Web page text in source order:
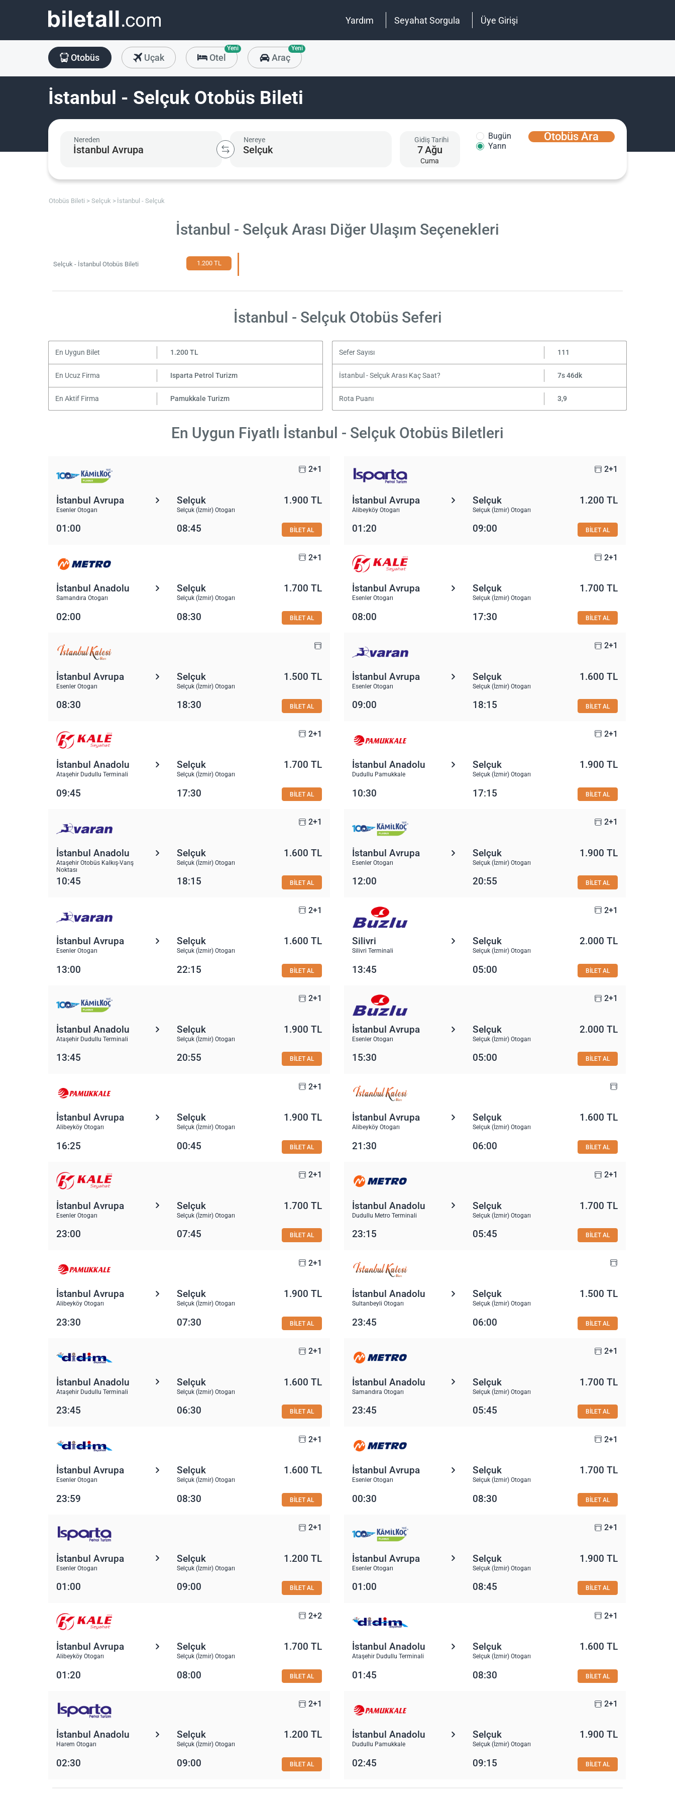
Yardım Seyahat Sorgula Üye Girişi
Otobüs Uçak Otel
Yeni
Araç
Yeni
İstanbul - Selçuk Otobüs Bileti
Nereden Nereye Gidiş Tarihi
7Ağu
Cuma
Bugün
Yarın
Otobüs Ara
Otobüs Bileti Selçuk İstanbul - Selçuk
İstanbul - Selçuk Arası Diğer Ulaşım Seçenekleri
Selçuk - İstanbul Otobüs Bileti 1.200 TL
İstanbul - Selçuk Otobüs Seferi
En Uygun Bilet 1.200 TL Sefer Sayısı 111
En Ucuz Firma Isparta Petrol Turizm İstanbul - Selçuk Arası Kaç Saat? 7s 46dk
En Aktif Firma Pamukkale Turizm Rota Puanı 3,9
En Uygun Fiyatlı İstanbul - Selçuk Otobüs Biletleri
2+1
İstanbul Avrupa
Esenler Otogarı
Selçuk
Selçuk (İzmir) Otogarı
1.900 TL
01:00 08:45 BİLET AL
2+1
İstanbul Avrupa
Alibeyköy Otogarı
Selçuk
Selçuk (İzmir) Otogarı
1.200 TL
01:20 09:00 BİLET AL
2+1
İstanbul Anadolu
Samandıra Otogarı
Selçuk
Selçuk (İzmir) Otogarı
1.700 TL
02:00 08:30 BİLET AL
2+1
İstanbul Avrupa
Esenler Otogarı
Selçuk
Selçuk (İzmir) Otogarı
1.700 TL
08:00 17:30 BİLET AL
İstanbul Avrupa
Esenler Otogarı
Selçuk
Selçuk (İzmir) Otogarı
1.500 TL
08:30 18:30 BİLET AL
2+1
İstanbul Avrupa
Esenler Otogarı
Selçuk
Selçuk (İzmir) Otogarı
1.600 TL
09:00 18:15 BİLET AL
2+1
İstanbul Anadolu
Ataşehir Dudullu Terminali
Selçuk
Selçuk (İzmir) Otogarı
1.700 TL
09:45 17:30 BİLET AL
2+1
İstanbul Anadolu
Dudullu Pamukkale
Selçuk
Selçuk (İzmir) Otogarı
1.900 TL
10:30 17:15 BİLET AL
2+1
İstanbul Anadolu
Ataşehir Otobüs Kalkış-Varış
Noktası
Selçuk
Selçuk (İzmir) Otogarı
1.600 TL
10:45 18:15 BİLET AL
2+1
İstanbul Avrupa
Esenler Otogarı
Selçuk
Selçuk (İzmir) Otogarı
1.900 TL
12:00 20:55 BİLET AL
2+1
İstanbul Avrupa
Esenler Otogarı
Selçuk
Selçuk (İzmir) Otogarı
1.600 TL
13:00 22:15 BİLET AL
2+1
Silivri
Silivri Terminali
Selçuk
Selçuk (İzmir) Otogarı
2.000 TL
13:45 05:00 BİLET AL
2+1
İstanbul Anadolu
Ataşehir Dudullu Terminali
Selçuk
Selçuk (İzmir) Otogarı
1.900 TL
13:45 20:55 BİLET AL
2+1
İstanbul Avrupa
Esenler Otogarı
Selçuk
Selçuk (İzmir) Otogarı
2.000 TL
15:30 05:00 BİLET AL
2+1
İstanbul Avrupa
Alibeyköy Otogarı
Selçuk
Selçuk (İzmir) Otogarı
1.900 TL
16:25 00:45 BİLET AL
İstanbul Avrupa
Alibeyköy Otogarı
Selçuk
Selçuk (İzmir) Otogarı
1.600 TL
21:30 06:00 BİLET AL
2+1
İstanbul Avrupa
Esenler Otogarı
Selçuk
Selçuk (İzmir) Otogarı
1.700 TL
23:00 07:45 BİLET AL
2+1
İstanbul Anadolu
Dudullu Metro Terminali
Selçuk
Selçuk (İzmir) Otogarı
1.700 TL
23:15 05:45 BİLET AL
2+1
İstanbul Avrupa
Alibeyköy Otogarı
Selçuk
Selçuk (İzmir) Otogarı
1.900 TL
23:30 07:30 BİLET AL
İstanbul Anadolu
Sultanbeyli Otogarı
Selçuk
Selçuk (İzmir) Otogarı
1.500 TL
23:45 06:00 BİLET AL
2+1
İstanbul Anadolu
Ataşehir Dudullu Terminali
Selçuk
Selçuk (İzmir) Otogarı
1.600 TL
23:45 06:30 BİLET AL
2+1
İstanbul Anadolu
Samandıra Otogarı
Selçuk
Selçuk (İzmir) Otogarı
1.700 TL
23:45 05:45 BİLET AL
2+1
İstanbul Avrupa
Esenler Otogarı
Selçuk
Selçuk (İzmir) Otogarı
1.600 TL
23:59 08:30 BİLET AL
2+1
İstanbul Avrupa
Esenler Otogarı
Selçuk
Selçuk (İzmir) Otogarı
1.700 TL
00:30 08:30 BİLET AL
2+1
İstanbul Avrupa
Esenler Otogarı
Selçuk
Selçuk (İzmir) Otogarı
1.200 TL
01:00 09:00 BİLET AL
2+1
İstanbul Avrupa
Esenler Otogarı
Selçuk
Selçuk (İzmir) Otogarı
1.900 TL
01:00 08:45 BİLET AL
2+2
İstanbul Avrupa
Alibeyköy Otogarı
Selçuk
Selçuk (İzmir) Otogarı
1.700 TL
01:20 08:00 BİLET AL
2+1
İstanbul Anadolu
Ataşehir Dudullu Terminali
Selçuk
Selçuk (İzmir) Otogarı
1.600 TL
01:45 08:30 BİLET AL
2+1
İstanbul Anadolu
Harem Otogarı
Selçuk
Selçuk (İzmir) Otogarı
1.200 TL
02:30 09:00 BİLET AL
2+1
İstanbul Anadolu
Dudullu Pamukkale
Selçuk
Selçuk (İzmir) Otogarı
1.900 TL
02:45 09:15 BİLET AL